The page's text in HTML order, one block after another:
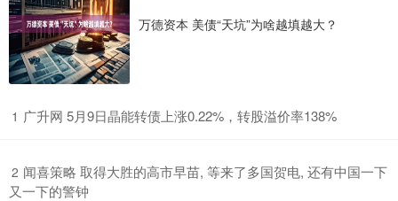
万德资本 美债“天坑”为啥越填越大？
1 ​广升网 5月9日晶能转债上涨0.22%，转股溢价率138%
2 ​闻喜策略 取得大胜的高市早苗, 等来了多国贺电, 还有中国一下
又一下的警钟